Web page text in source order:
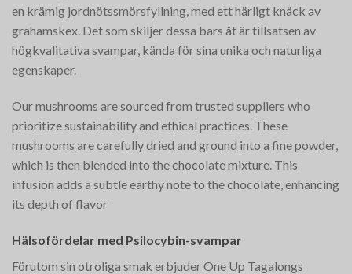
en krämig jordnötssmörsfyllning, med ett härligt knäck av
grahamskex. Det som skiljer dessa bars åt är tillsatsen av
högkvalitativa svampar, kända för sina unika och naturliga
egenskaper.
Our mushrooms are sourced from trusted suppliers who
prioritize sustainability and ethical practices. These
mushrooms are carefully dried and ground into a fine powder,
which is then blended into the chocolate mixture. This
infusion adds a subtle earthy note to the chocolate, enhancing
its depth of flavor​
Hälsofördelar med Psilocybin-svampar
Förutom sin otroliga smak erbjuder One Up Tagalongs